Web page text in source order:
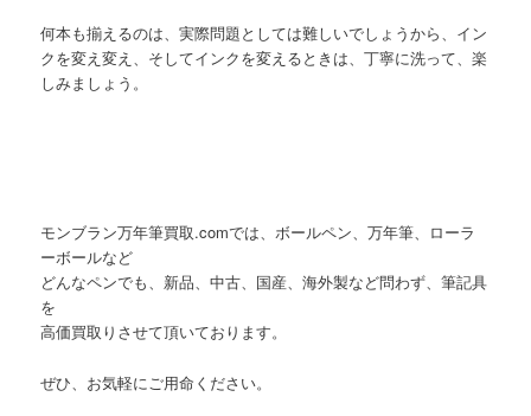
何本も揃えるのは、実際問題としては難しいでしょうから、イン
クを変え変え、そしてインクを変えるときは、丁寧に洗って、楽
しみましょう。
モンブラン万年筆買取.comでは、ボールペン、万年筆、ローラ
ーボールなど
どんなペンでも、新品、中古、国産、海外製など問わず、筆記具
を
高価買取りさせて頂いております。
ぜひ、お気軽にご用命ください。